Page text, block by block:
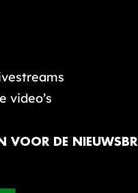
video’s
VOOR DE